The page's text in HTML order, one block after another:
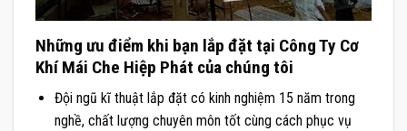
Những ưu điểm khi bạn lắp đặt tại Công Ty Cơ
Khí Mái Che Hiệp Phát của chúng tôi
Đội ngũ kĩ thuật lắp đặt có kinh nghiệm 15 năm trong
nghề, chất lượng chuyên môn tốt cùng cách phục vụ